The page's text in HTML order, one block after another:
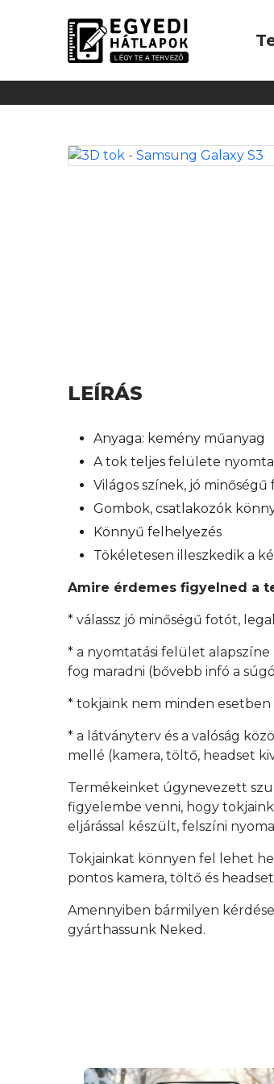
LEÍRÁS
Anyaga: kemény műanyag
A tok teljes felülete
Világos színek, jó
Gombok, csatlakozók
Könnyű felhelyezés
Tökéletesen illeszkedik a
Amire érdemes figyelned a
* válassz jó minőségű fotót,
* a nyomtatási felület
fog maradni (bővebb infó a
* tokjaink nem minden
* a látványterv és a valóság
mellé (kamera, töltő, headset
Termékeinket úgynevezett
figyelembe venni, hogy
eljárással készült, felszíni
Tokjainkat könnyen fel lehet
pontos kamera, töltő és
Amennyiben bármilyen
gyárthassunk Neked.